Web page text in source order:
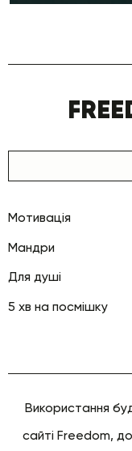
Мотивація
Мандри
Для душі
5 хв на посмішку
Використання
сайті Freedom,